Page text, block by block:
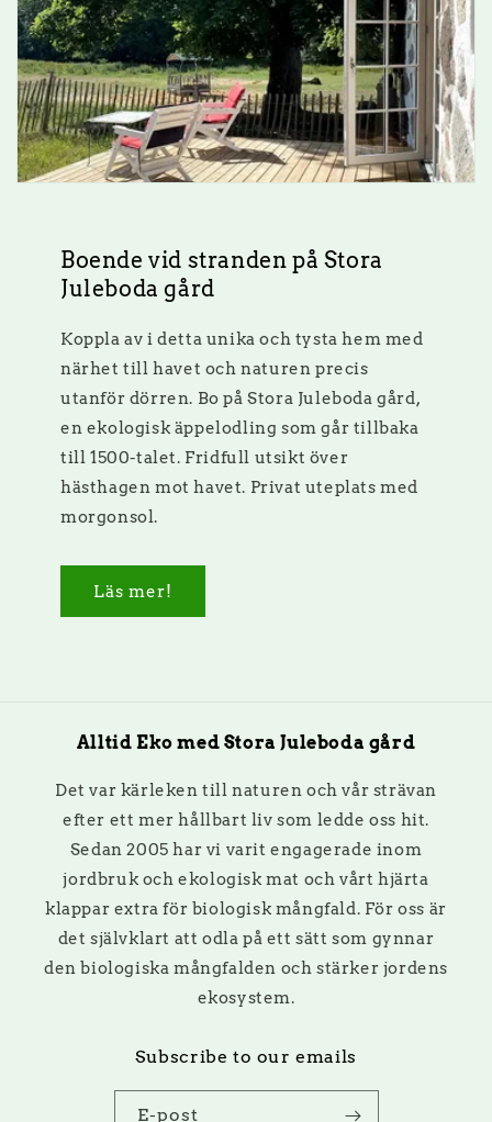
Boende vid stranden på Stora
Juleboda gård
Koppla av i detta unika och tysta hem med
närhet till havet och naturen precis
utanför dörren. Bo på Stora Juleboda gård,
en ekologisk äppelodling som går tillbaka
till 1500-talet. Fridfull utsikt över
hästhagen mot havet. Privat uteplats med
morgonsol.
Läs mer!
Alltid Eko med Stora Juleboda gård
Det var kärleken till naturen och vår strävan
efter ett mer hållbart liv som ledde oss hit.
Sedan 2005 har vi varit engagerade inom
jordbruk och ekologisk mat och vårt hjärta
klappar extra för biologisk mångfald. För oss är
det självklart att odla på ett sätt som gynnar
den biologiska mångfalden och stärker jordens
ekosystem.
Subscribe to our emails
E-post